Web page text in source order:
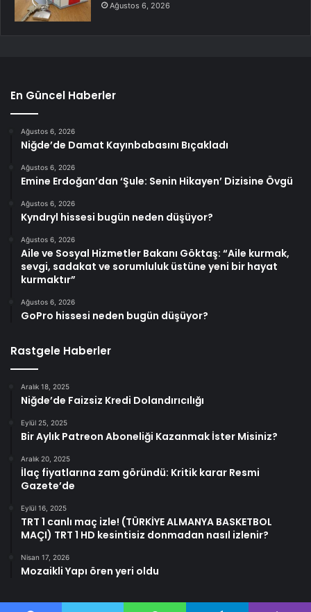
Ağustos 6, 2026
En Güncel Haberler
Ağustos 6, 2026
Niğde’de Damat Kayınbabasını Bıçakladı
Ağustos 6, 2026
Emine Erdoğan’dan ‘Şule: Senin Hikayen’ Dizisine Övgü
Ağustos 6, 2026
Kyndryl hissesi bugün neden düşüyor?
Ağustos 6, 2026
Aile ve Sosyal Hizmetler Bakanı Göktaş: “Aile kurmak,
sevgi, sadakat ve sorumluluk üstüne yeni bir hayat
kurmaktır”
Ağustos 6, 2026
GoPro hissesi neden bugün düşüyor?
Rastgele Haberler
Aralık 18, 2025
Niğde’de Faizsiz Kredi Dolandırıcılığı
Eylül 25, 2025
Bir Aylık Patreon Aboneliği Kazanmak İster Misiniz?
Aralık 20, 2025
İlaç fiyatlarına zam göründü: Kritik karar Resmi
Gazete’de
Eylül 16, 2025
TRT 1 canlı maç izle! (TÜRKİYE ALMANYA BASKETBOL
MAÇI) TRT 1 HD kesintisiz donmadan nasıl izlenir?
Nisan 17, 2026
Mozaikli Yapı ören yeri oldu